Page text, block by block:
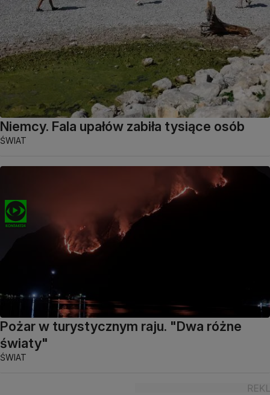
Niemcy. Fala upałów zabiła tysiące osób
ŚWIAT
Pożar w turystycznym raju. "Dwa różne
światy"
ŚWIAT